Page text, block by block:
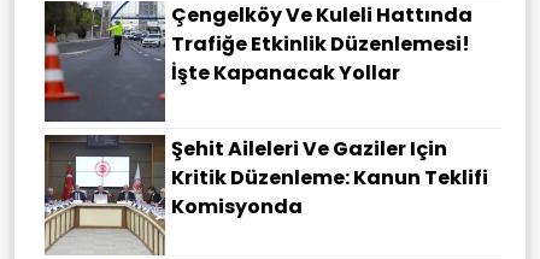
Çengelköy Ve Kuleli Hattında
Trafiğe Etkinlik Düzenlemesi!
İşte Kapanacak Yollar
Şehit Aileleri Ve Gaziler Için
Kritik Düzenleme: Kanun Teklifi
Komisyonda